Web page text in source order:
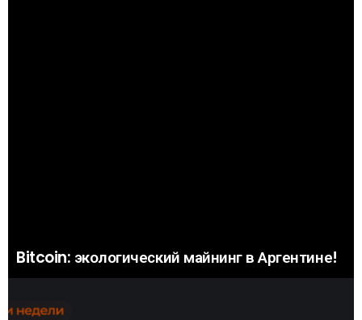
Bitcoin: экологический майнинг в Аргентине!